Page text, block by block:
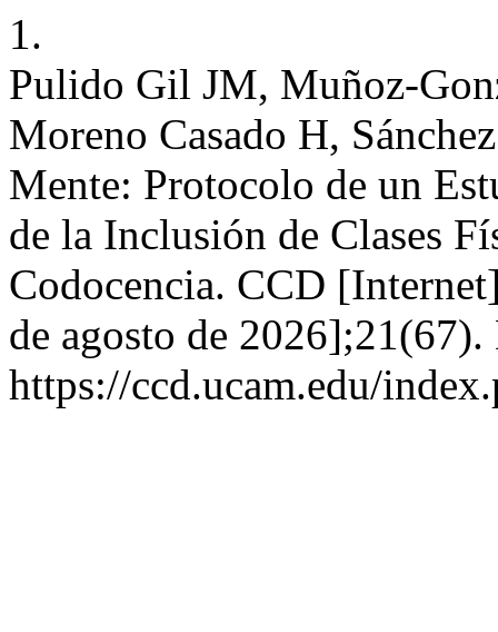
1.
Pulido Gil JM, Muñoz-
Moreno Casado H,
Mente: Protocolo de un
de la Inclusión de Clases
Codocencia. CCD
de agosto de
https://ccd.ucam.edu/